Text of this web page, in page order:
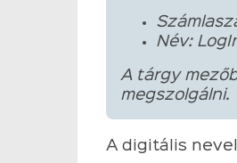
Név:
A tárgy
megszolgálni.
A digitális